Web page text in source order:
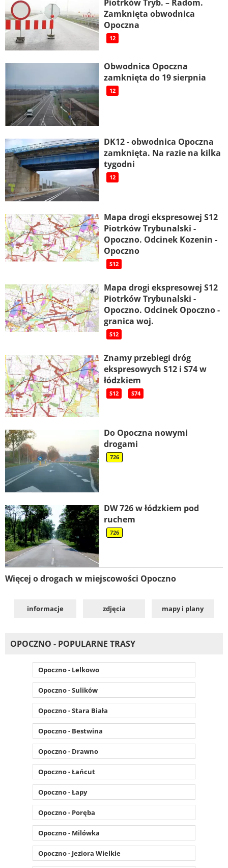
Piotrków Tryb. – Radom.
Zamknięta obwodnica
Opoczna
12
Obwodnica Opoczna
zamknięta do 19 sierpnia
12
DK12 - obwodnica Opoczna
zamknięta. Na razie na kilka
tygodni
12
Mapa drogi ekspresowej S12
Piotrków Trybunalski -
Opoczno. Odcinek Kozenin -
Opoczno
S12
Mapa drogi ekspresowej S12
Piotrków Trybunalski -
Opoczno. Odcinek Opoczno -
granica woj.
S12
Znamy przebiegi dróg
ekspresowych S12 i S74 w
łódzkiem
S12 S74
Do Opoczna nowymi
drogami
726
DW 726 w łódzkiem pod
ruchem
726
Więcej o drogach w miejscowości Opoczno
informacje zdjęcia mapy i plany
OPOCZNO - POPULARNE TRASY
Opoczno - Lelkowo
Opoczno - Sulików
Opoczno - Stara Biała
Opoczno - Bestwina
Opoczno - Drawno
Opoczno - Łańcut
Opoczno - Łapy
Opoczno - Poręba
Opoczno - Milówka
Opoczno - Jeziora Wielkie